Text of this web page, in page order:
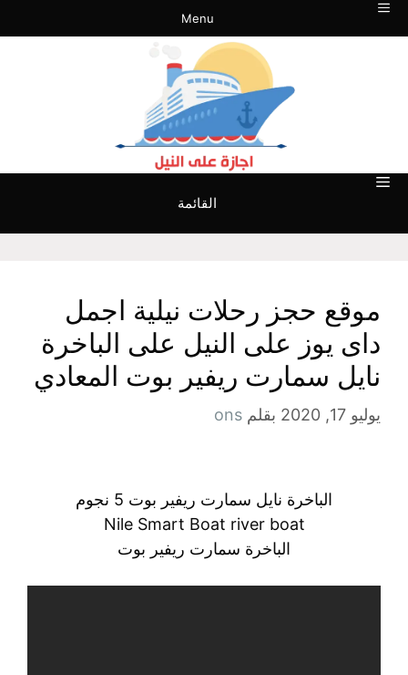
انتقل
إلى
Menu
القائمة
موقع حجز رحلات نيلية اجمل
داى يوز على النيل على الباخرة
نايل سمارت ريفير بوت المعادي
يوليو 17, 2020 بقلم ons
الباخرة نايل سمارت ريفير بوت 5 نجوم
Nile Smart Boat river boat
الباخرة سمارت ريفير بوت